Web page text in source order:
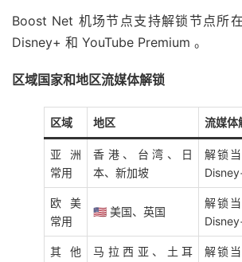
Boost Net 机场节点支持解锁节点所
Disney+ 和 YouTube Premium 。
区域国家和地区流媒体解锁
区域 地区 流媒体
亚洲
常用
香港、台湾、日
本、新加坡
解锁
欧美
常用
🇺🇸 美国、英国
解锁
其他
马拉西亚、土耳
解锁